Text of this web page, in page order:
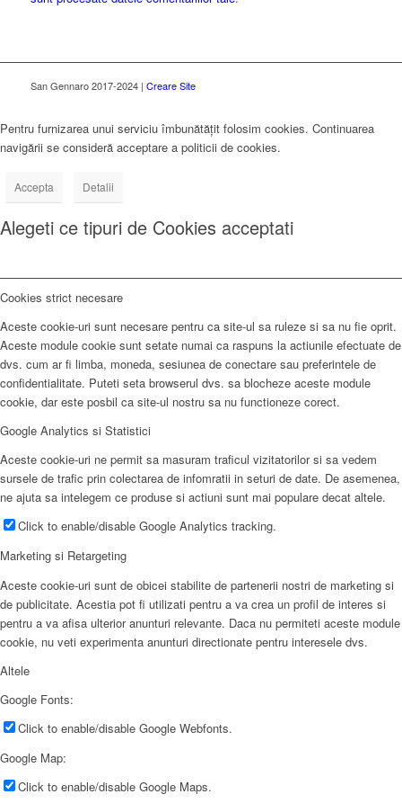
San Gennaro 2017-2024 | Creare Site
Pentru furnizarea unui serviciu îmbunătățit folosim cookies. Continuarea
navigării se consideră acceptare a politicii de cookies.
Accepta Detalii
Alegeti ce tipuri de Cookies acceptati
Cookies strict necesare
Aceste cookie-uri sunt necesare pentru ca site-ul sa ruleze si sa nu fie oprit.
Aceste module cookie sunt setate numai ca raspuns la actiunile efectuate de
dvs. cum ar fi limba, moneda, sesiunea de conectare sau preferintele de
confidentialitate. Puteti seta browserul dvs. sa blocheze aceste module
cookie, dar este posbil ca site-ul nostru sa nu functioneze corect.
Google Analytics si Statistici
Aceste cookie-uri ne permit sa masuram traficul vizitatorilor si sa vedem
sursele de trafic prin colectarea de infomratii in seturi de date. De asemenea,
ne ajuta sa intelegem ce produse si actiuni sunt mai populare decat altele.
Click to enable/disable Google Analytics tracking.
Marketing si Retargeting
Aceste cookie-uri sunt de obicei stabilite de partenerii nostri de marketing si
de publicitate. Acestia pot fi utilizati pentru a va crea un profil de interes si
pentru a va afisa ulterior anunturi relevante. Daca nu permiteti aceste module
cookie, nu veti experimenta anunturi directionate pentru interesele dvs.
Altele
Google Fonts:
Click to enable/disable Google Webfonts.
Google Map:
Click to enable/disable Google Maps.